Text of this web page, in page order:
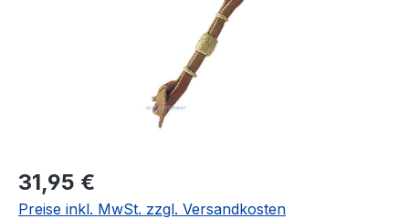
Regulärer Preis:
31,95 €
Preise inkl. MwSt. zzgl. Versandkosten